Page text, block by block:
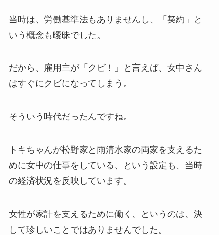
当時は、労働基準法もありませんし、「契約」と
いう概念も曖昧でした。
だから、雇用主が「クビ！」と言えば、女中さん
はすぐにクビになってしまう。
そういう時代だったんですね。
トキちゃんが松野家と雨清水家の両家を支えるた
めに女中の仕事をしている、という設定も、当時
の経済状況を反映しています。
女性が家計を支えるために働く、というのは、決
して珍しいことではありませんでした。